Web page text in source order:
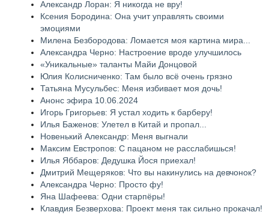
Александр Лоран: Я никогда не вру!
Ксения Бородина: Она учит управлять своими
эмоциями
Милена Безбородова: Ломается моя картина мира...
Александра Черно: Настроение вроде улучшилось
«Уникальные» таланты Майи Донцовой
Юлия Колисниченко: Там было всё очень грязно
Татьяна Мусульбес: Меня избивает моя дочь!
Анонс эфира 10.06.2024
Игорь Григорьев: Я устал ходить к барберу!
Илья Баженов: Улетел в Китай и пропал...
Новенький Александр: Меня выгнали
Максим Евстропов: С пацаном не расслабишься!
Илья Яббаров: Дедушка Йося приехал!
Дмитрий Мещеряков: Что вы накинулись на девчонок?
Александра Черно: Просто фу!
Яна Шафеева: Одни старпёры!
Клавдия Безверхова: Проект меня так сильно прокачал!